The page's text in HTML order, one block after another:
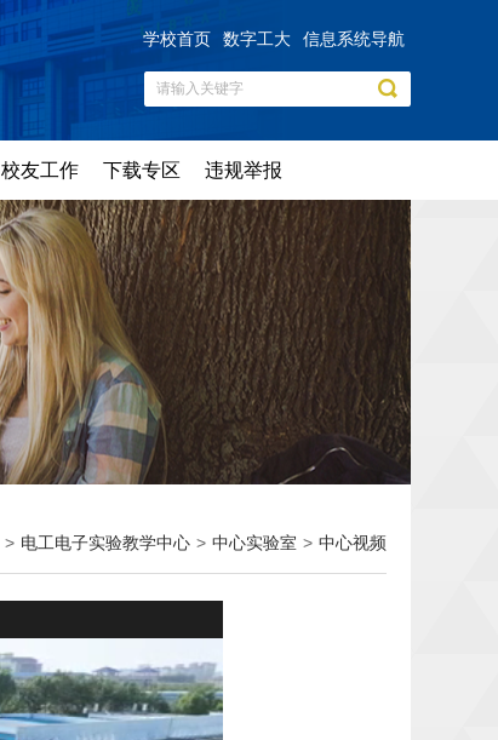
学校首页 数字工大 信息系统导航
校友工作 下载专区 违规举报
> 电工电子实验教学中心 > 中心实验室 > 中心视频